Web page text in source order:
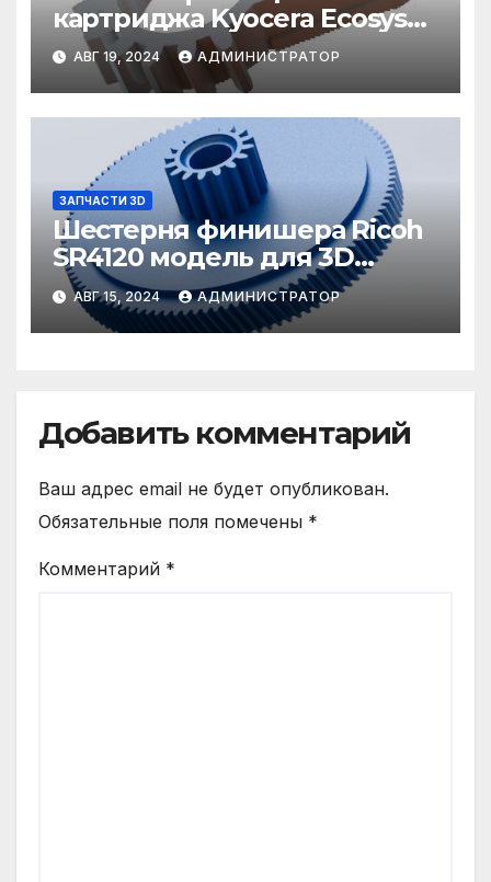
картриджа Kyocera Ecosys
M6630 3d модель для
печати
АВГ 19, 2024 АДМИНИСТРАТОР
ЗАПЧАСТИ 3D
Шестерня финишера Ricoh
SR4120 модель для 3D
печати
АВГ 15, 2024 АДМИНИСТРАТОР
Добавить комментарий
Ваш адрес email не будет опубликован.
Обязательные поля помечены *
Комментарий *